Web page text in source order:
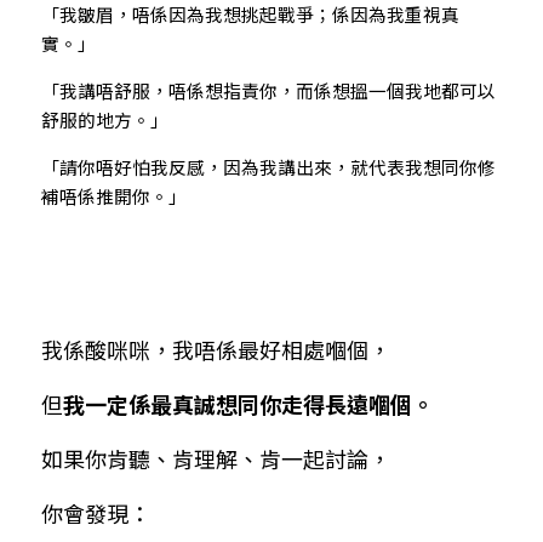
「我皺眉，唔係因為我想挑起戰爭；係因為我重視真
實。」
「我講唔舒服，唔係想指責你，而係想搵一個我地都可以
舒服的地方。」
「請你唔好怕我反感，因為我講出來，就代表我想同你修
補唔係推開你。」
我係酸咪咪，我唔係最好相處嗰個，
但我一定係最真誠想同你走得長遠嗰個。
如果你肯聽、肯理解、肯一起討論，
你會發現：